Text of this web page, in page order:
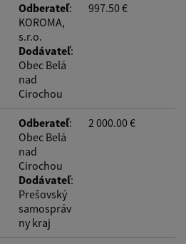
Odberateľ:
KOROMA,
s.r.o.
Dodávateľ:
Obec Belá
nad
Cirochou
997.50 €
Odberateľ:
Obec Belá
nad
Cirochou
Dodávateľ:
Prešovský
samospráv
ny kraj
2 000.00 €